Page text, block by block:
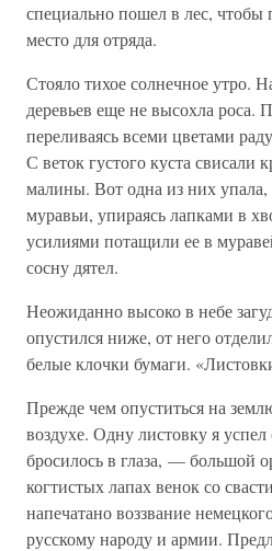
специально пошел в лес, чтобы
место для отряда.
Стояло тихое солнечное утро.
деревьев еще не высохла роса.
переливаясь всеми цветами
С веток густого куста
малины. Вот одна из них
муравьи, упираясь лапками в
усилиями потащили ее в
сосну дятел.
Неожиданно высоко в небе
опустился ниже, от него
белые клочки бумаги.
Прежде чем опуститься на
воздухе. Одну листовку я
бросилось в глаза, — большой
когтистых лапах венок со
напечатано воззвание
русскому народу и армии.